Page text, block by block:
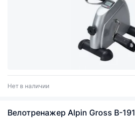
Нет в наличии
Велотренажер Alpin Gross B-191